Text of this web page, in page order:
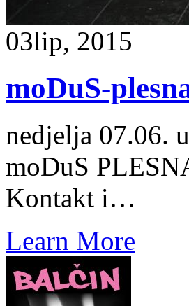
03lip, 2015
moDuS-
nedjelja 07.06.
moDuS
Kontakt i…
Learn More